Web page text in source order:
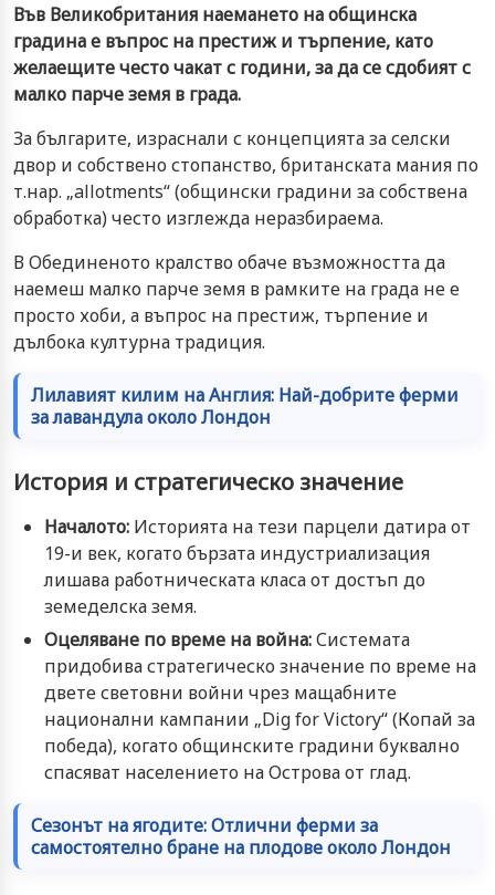
Във Великобритания наемането на общинска
градина е въпрос на престиж и търпение, като
желаещите често чакат с години, за да се сдобият с
малко парче земя в града.
За българите, израснали с концепцията за селски
двор и собствено стопанство, британската мания по
т.нар. „allotments“ (общински градини за собствена
обработка) често изглежда неразбираема.
В Обединеното кралство обаче възможността да
наемеш малко парче земя в рамките на града не е
просто хоби, а въпрос на престиж, търпение и
дълбока културна традиция.
Лилавият килим на Англия: Най-добрите ферми
за лавандула около Лондон
История и стратегическо значение
Началото: Историята на тези парцели датира от
19-и век, когато бързата индустриализация
лишава работническата класа от достъп до
земеделска земя.
Оцеляване по време на война:Системата
придобива стратегическо значение по време на
двете световни войни чрез мащабните
национални кампании „Dig for Victory“ (Копай за
победа), когато общинските градини буквално
спасяват населението на Острова от глад.
Сезонът на ягодите: Отлични ферми за
самостоятелно бране на плодове около Лондон